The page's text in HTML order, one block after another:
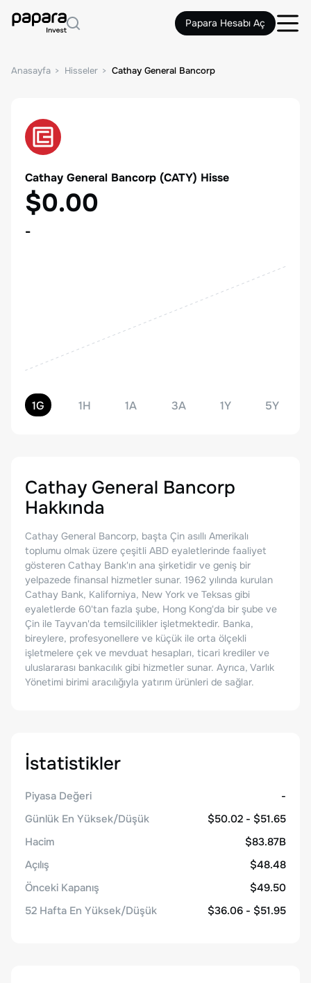
Papara Hesabı Aç
Anasayfa Hisseler Cathay General Bancorp
Cathay General Bancorp (CATY) Hisse
$0.00
-
1G 1H 1A 3A 1Y 5Y
Cathay General Bancorp
Hakkında
Cathay General Bancorp, başta Çin asıllı Amerikalı
toplumu olmak üzere çeşitli ABD eyaletlerinde faaliyet
gösteren Cathay Bank'ın ana şirketidir ve geniş bir
yelpazede finansal hizmetler sunar. 1962 yılında kurulan
Cathay Bank, Kaliforniya, New York ve Teksas gibi
eyaletlerde 60'tan fazla şube, Hong Kong'da bir şube ve
Çin ile Tayvan'da temsilcilikler işletmektedir. Banka,
bireylere, profesyonellere ve küçük ile orta ölçekli
işletmelere çek ve mevduat hesapları, ticari krediler ve
uluslararası bankacılık gibi hizmetler sunar. Ayrıca, Varlık
Yönetimi birimi aracılığıyla yatırım ürünleri de sağlar.
İstatistikler
Piyasa Değeri
-
Günlük En Yüksek/Düşük
$50.02 - $51.65
Hacim
$83.87B
Açılış
$48.48
Önceki Kapanış
$49.50
52 Hafta En Yüksek/Düşük
$36.06 - $51.95